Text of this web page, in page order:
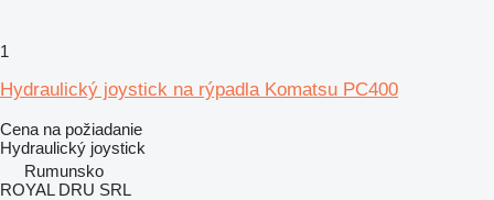
1
Hydraulický joystick na rýpadla Komatsu PC400
Cena na požiadanie
Hydraulický joystick
Rumunsko
ROYAL DRU SRL